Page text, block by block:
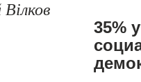
Вілков
35%